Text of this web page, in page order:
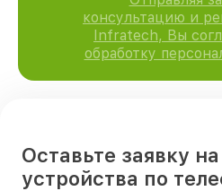
консультацию и
Infratech, Вы
обработку
Оставьте заявку
устройства по